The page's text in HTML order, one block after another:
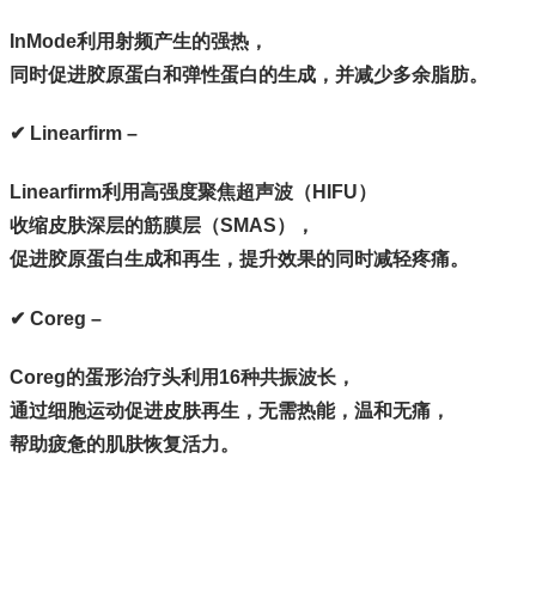
InMode利用射频产生的强热，
同时促进胶原蛋白和弹性蛋白的生成，并减少多余脂肪。
✔ Linearfirm –
Linearfirm利用高强度聚焦超声波（HIFU）
收缩皮肤深层的筋膜层（SMAS），
促进胶原蛋白生成和再生，提升效果的同时减轻疼痛。
✔ Coreg –
Coreg的蛋形治疗头利用16种共振波长，
通过细胞运动促进皮肤再生，无需热能，温和无痛，
帮助疲惫的肌肤恢复活力。